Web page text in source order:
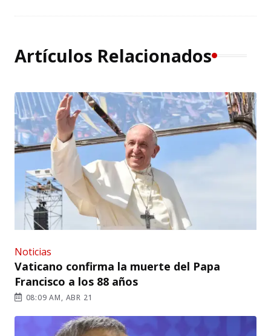
Artículos Relacionados
Noticias
Vaticano confirma la muerte del Papa
Francisco a los 88 años
08:09 AM, ABR 21